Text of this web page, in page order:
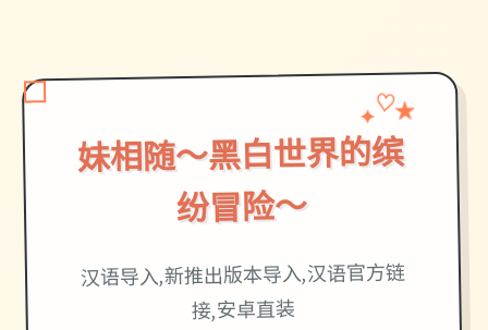
妹相随～黑白世界的缤
纷冒险～
✦ ♡ ★
汉语导入,新推出版本导入,汉语官方链
接,安卓直装